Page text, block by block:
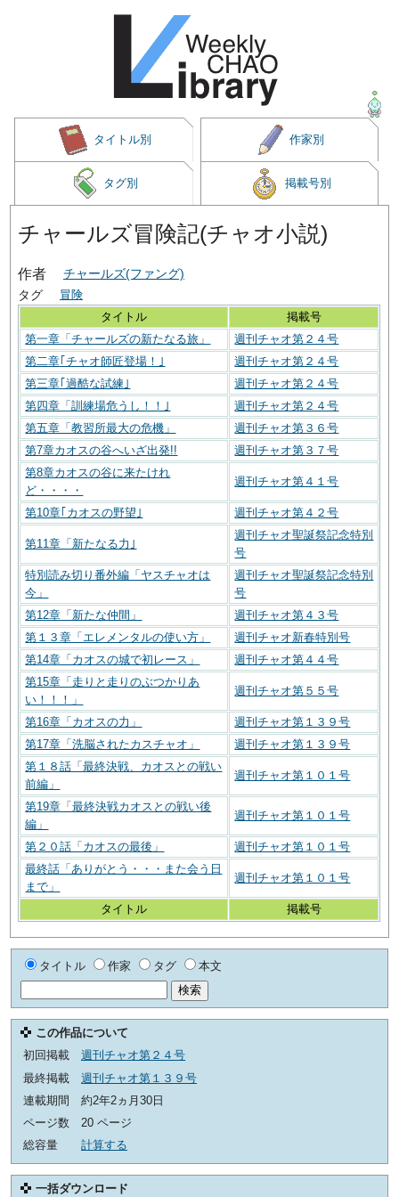
タイトル別 作家別
タグ別 掲載号別
チャールズ冒険記(チャオ小説)
作者
チャールズ(ファング)
タグ
冒険
タイトル
掲載号
タイトル 掲載号
第一章「チャールズの新たなる旅」
週刊チャオ第２４号
第二章｢チャオ師匠登場！｣
週刊チャオ第２４号
第三章｢過酷な試練｣
週刊チャオ第２４号
第四章「訓練場危うし！！｣
週刊チャオ第２４号
第五章「教習所最大の危機」
週刊チャオ第３６号
第7章カオスの谷へいざ出発!!
週刊チャオ第３７号
第8章カオスの谷に来たけれ
ど・・・・
週刊チャオ第４１号
第10章｢カオスの野望｣ 週刊チャオ第４２号
第11章「新たなる力｣
週刊チャオ聖誕祭記念特別
号
特別読み切り番外編「ヤスチャオは
今」
週刊チャオ聖誕祭記念特別
号
第12章「新たな仲間」
週刊チャオ第４３号
第１３章「エレメンタルの使い方」
週刊チャオ新春特別号
第14章「カオスの城で初レース」
週刊チャオ第４４号
第15章「走りと走りのぶつかりあ
い！！！」
週刊チャオ第５５号
第16章「カオスの力」
週刊チャオ第１３９号
第17章「洗脳されたカスチャオ」
週刊チャオ第１３９号
第１８話「最終決戦、カオスとの戦い
前編」
週刊チャオ第１０１号
第19章「最終決戦カオスとの戦い後
編」
週刊チャオ第１０１号
第２０話「カオスの最後」
週刊チャオ第１０１号
最終話「ありがとう・・・また会う日
まで」
週刊チャオ第１０１号
タイトル 作家 タグ 本文
この作品について
初回掲載
週刊チャオ第２４号
最終掲載
週刊チャオ第１３９号
連載期間
約2年2ヵ月30日
ページ数
20 ページ
総容量
計算する
一括ダウンロード